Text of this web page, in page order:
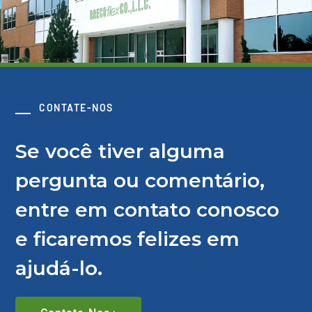
CONTATE-NOS
Se você tiver alguma
pergunta ou comentário,
entre em contato conosco
e ficaremos felizes em
ajudá-lo.